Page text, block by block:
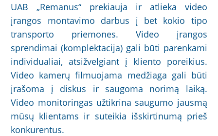
UAB „Remanus“ prekiauja ir atlieka video
įrangos montavimo darbus į bet kokio tipo
transporto priemones. Video įrangos
sprendimai (komplektacija) gali būti parenkami
individualiai, atsižvelgiant į kliento poreikius.
Video kamerų filmuojama medžiaga gali būti
įrašoma į diskus ir saugoma norimą laiką.
Video monitoringas užtikrina saugumo jausmą
mūsų klientams ir suteikia išskirtinumą prieš
konkurentus.